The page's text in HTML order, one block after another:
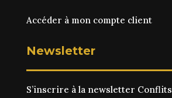
Accéder à mon compte client
Newsletter
S’inscrire à la newsletter Conflits